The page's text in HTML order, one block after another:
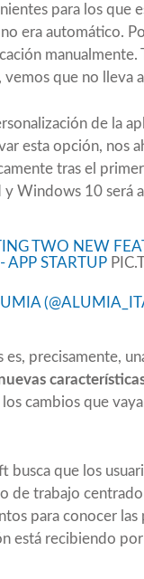
para los que
era automático.
que no lleva
de la
esta opción, nos
tras el
Windows 10 será
TWO NEW
APP STARTUP
es, precisamente,
cambios que
busca que los
de trabajo
para conocer las
está recibiendo